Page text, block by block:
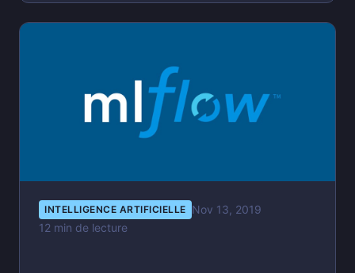
INTELLIGENCE ARTIFICIELLE Nov 13, 2019
12 min de lecture